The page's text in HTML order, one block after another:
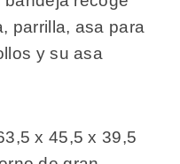
parrilla, asa para
y su asa
x 45,5 x 39,5